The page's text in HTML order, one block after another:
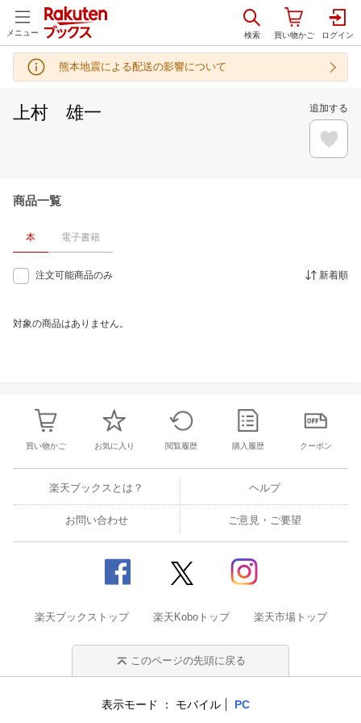
メニュー
熊本地震による配送の影響について
上村 雄一 追加する
商品一覧
本 電子書籍
注文可能商品のみ 新着順
対象の商品はありません。
買い物かご お気に入り 閲覧履歴 購入履歴 クーポン
楽天ブックスとは？ ヘルプ
お問い合わせ ご意見・ご要望
楽天ブックストップ 楽天Koboトップ 楽天市場トップ
このページの先頭に戻る
表示モード モバイル PC